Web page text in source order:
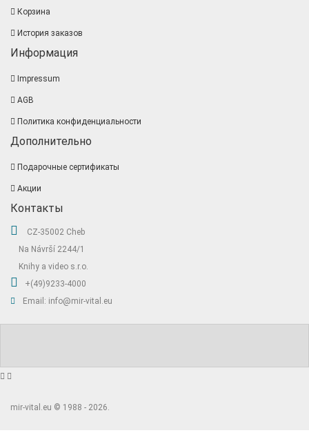
Корзина
История заказов
Информация
Impressum
AGB
Политика конфиденциальности
Дополнительно
Подарочные сертификаты
Акции
Контакты
CZ-35002 Cheb
Na Návrší 2244/1
Knihy a video s.r.o.
+(49)9233-4000
Email: info@mir-vital.eu
mir-vital.eu © 1988 - 2026.